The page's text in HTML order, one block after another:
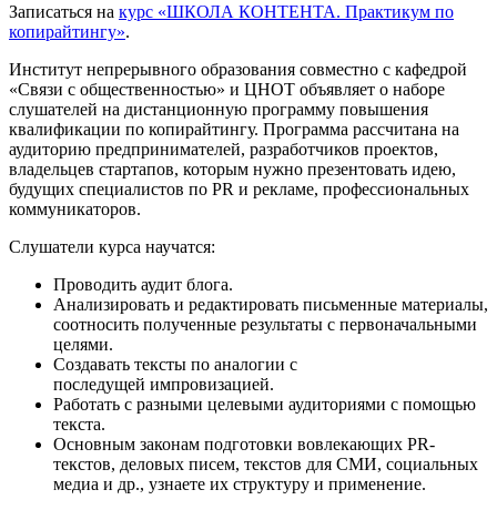
Записаться на курс «ШКОЛА КОНТЕНТА. Практикум по
копирайтингу».
Институт непрерывного образования совместно с кафедрой
«Связи с общественностью» и ЦНОТ объявляет о наборе
слушателей на дистанционную программу повышения
квалификации по копирайтингу. Программа рассчитана на
аудиторию предпринимателей, разработчиков проектов,
владельцев стартапов, которым нужно презентовать идею,
будущих специалистов по PR и рекламе, профессиональных
коммуникаторов.
Слушатели курса научатся:
Проводить аудит блога.
Анализировать и редактировать письменные материалы,
соотносить полученные результаты с первоначальными
целями.
Создавать тексты по аналогии с
последущей импровизацией.
Работать с разными целевыми аудиториями с помощью
текста.
Основным законам подготовки вовлекающих PR-
текстов, деловых писем, текстов для СМИ, социальных
медиа и др., узнаете их структуру и применение.